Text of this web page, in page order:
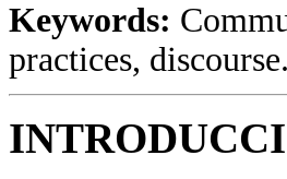
Keywords:
practices, discourse.